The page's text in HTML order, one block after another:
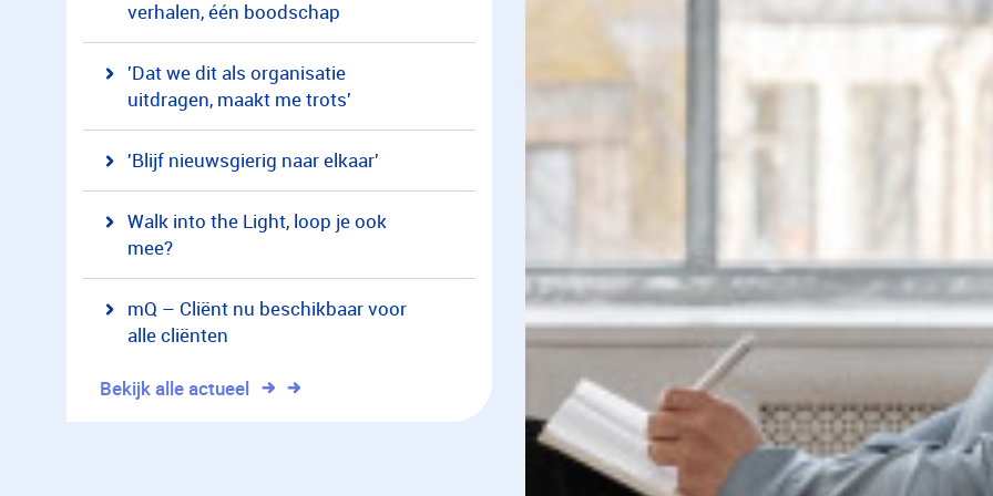
verhalen, één boodschap
'Dat we dit als organisatie
uitdragen, maakt me trots'
'Blijf nieuwsgierig naar elkaar'
Walk into the Light, loop je ook
mee?
mQ – Cliënt nu beschikbaar voor
alle cliënten
Bekijk alle actueel